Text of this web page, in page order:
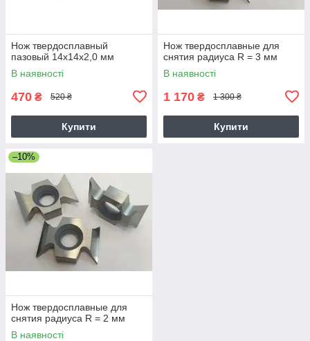
Нож твердосплавный
пазовый 14х14х2,0 мм
В наявності
470 ₴ 520 ₴
Купити
Нож твердосплавные для
снятия радиуса R = 3 мм
В наявності
1 170 ₴ 1 300 ₴
Купити
–10%
Нож твердосплавные для
снятия радиуса R = 2 мм
В наявності